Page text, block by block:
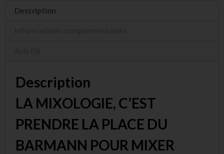
Description
Description
LA MIXOLOGIE, C’EST
PRENDRE LA PLACE DU
BARMANN POUR MIXER